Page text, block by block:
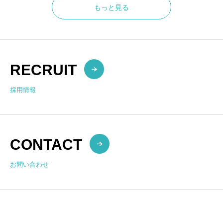
もっと見る
RECRUIT
採用情報
CONTACT
お問い合わせ